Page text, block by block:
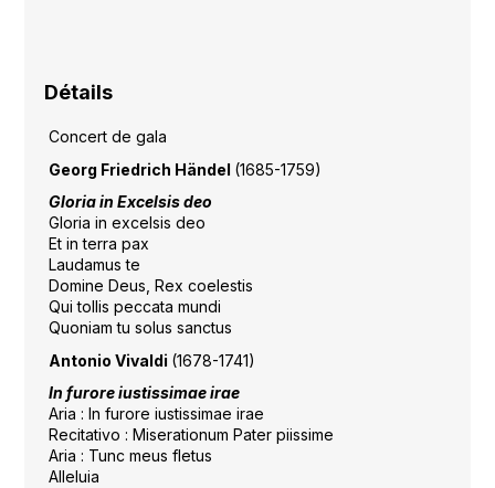
Détails
Concert de gala
Georg Friedrich Händel (1685-1759)
Gloria in Excelsis deo
Gloria in excelsis deo
Et in terra pax
Laudamus te
Domine Deus, Rex coelestis
Qui tollis peccata mundi
Quoniam tu solus sanctus
Antonio Vivaldi (1678-1741)
In furore iustissimae irae
Aria : In furore iustissimae irae
Recitativo : Miserationum Pater piissime
Aria : Tunc meus fletus
Alleluia